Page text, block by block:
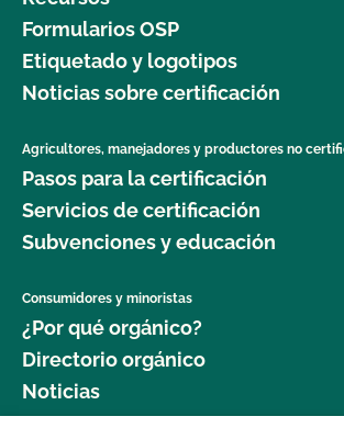
Formularios OSP
Etiquetado y logotipos
Noticias sobre certificación
Agricultores, manejadores y productores no
Pasos para la certificación
Servicios de certificación
Subvenciones y educación
Consumidores y minoristas
¿Por qué orgánico?
Directorio orgánico
Noticias